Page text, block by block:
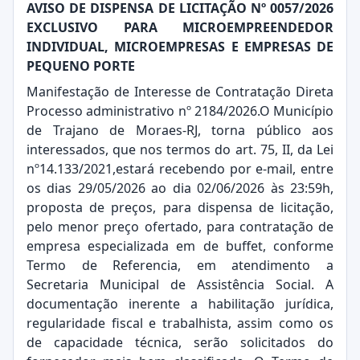
AVISO DE DISPENSA DE LICITAÇÃO Nº 0057/2026
EXCLUSIVO PARA MICROEMPREENDEDOR
INDIVIDUAL, MICROEMPRESAS E EMPRESAS DE
PEQUENO PORTE
Manifestação de Interesse de Contratação Direta
Processo administrativo nº 2184/2026.O Município
de Trajano de Moraes-RJ, torna público aos
interessados, que nos termos do art. 75, II, da Lei
nº14.133/2021,estará recebendo por e-mail, entre
os dias 29/05/2026 ao dia 02/06/2026 às 23:59h,
proposta de preços, para dispensa de licitação,
pelo menor preço ofertado, para contratação de
empresa especializada em de buffet, conforme
Termo de Referencia, em atendimento a
Secretaria Municipal de Assistência Social. A
documentação inerente a habilitação jurídica,
regularidade fiscal e trabalhista, assim como os
de capacidade técnica, serão solicitados do